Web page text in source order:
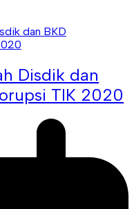
Disdik dan
TIK 2020